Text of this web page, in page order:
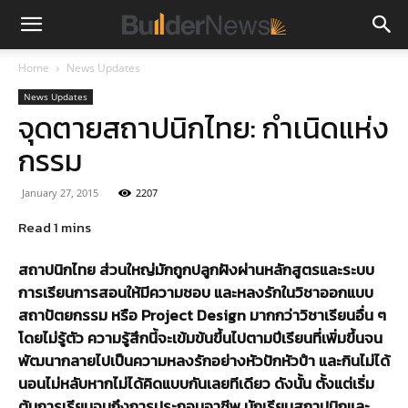
Home News Updates
News Updates
จุดตายสถาปนิกไทย: กำเนิดแห่ง
กรรม
January 27, 2015 2207
สถาปนิกไทย ส่วนใหญ่มักถูกปลูกฝังผ่านหลักสูตรและระบบ
การเรียนการสอนให้มีความชอบ และหลงรักในวิชาออกแบบ
สถาปัตยกรรม หรือ Project Design มากกว่าวิชาเรียนอื่น ๆ
โดยไม่รู้ตัว ความรู้สึกนี้จะเข้มข้นขึ้นไปตามปีเรียนที่เพิ่มขึ้นจน
พัฒนากลายไปเป็นความหลงรักอย่างหัวปักหัวปำ และกินไม่ได้
นอนไม่หลับหากไม่ได้คิดแบบกันเลยทีเดียว ดังนั้น ตั้งแต่เริ่ม